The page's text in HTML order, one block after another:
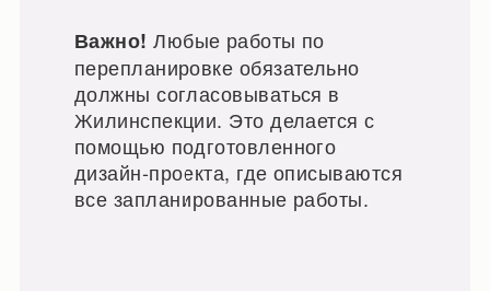
Важно! Любые работы по
перепланировке обязательно
должны согласовываться в
Жилинспекции. Это делается с
помощью подготовленного
дизайн-проекта, где описываются
все запланированные работы.